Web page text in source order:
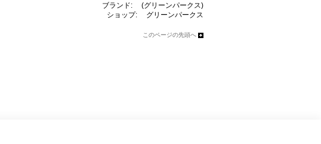
ブランド: (グリーンパークス)
ショップ: グリーンパークス
このページの先頭へ